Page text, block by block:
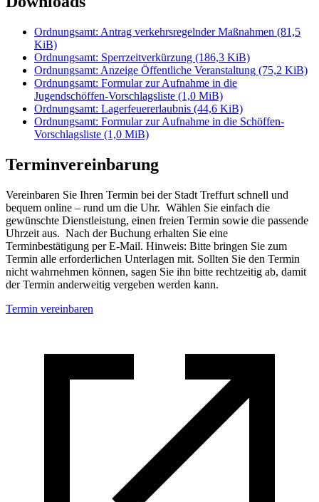
Ordnungsamt: Antrag verkehrsregelnder Maßnahmen (81,5
KiB)
Ordnungsamt: Sperrzeitverkürzung (186,3 KiB)
Ordnungsamt: Anzeige Öffentliche Veranstaltung (75,2 KiB)
Ordnungsamt: Formular zur Aufnahme in die
Jugendschöffen-Vorschlagsliste (1,0 MiB)
Ordnungsamt: Lagerfeuererlaubnis (44,6 KiB)
Ordnungsamt: Formular zur Aufnahme in die Schöffen-
Vorschlagsliste (1,0 MiB)
Terminvereinbarung
Vereinbaren Sie Ihren Termin bei der Stadt Treffurt schnell und
bequem online – rund um die Uhr. Wählen Sie einfach die
gewünschte Dienstleistung, einen freien Termin sowie die passende
Uhrzeit aus. Nach der Buchung erhalten Sie eine
Terminbestätigung per E-Mail. Hinweis: Bitte bringen Sie zum
Termin alle erforderlichen Unterlagen mit. Sollten Sie den Termin
nicht wahrnehmen können, sagen Sie ihn bitte rechtzeitig ab, damit
der Termin anderweitig vergeben werden kann.
Termin vereinbaren